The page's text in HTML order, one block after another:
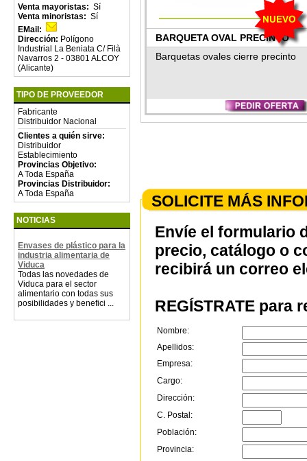
Venta mayoristas: Sí
Venta minoristas: Sí
EMail:
Dirección: Polígono
Industrial La Beniata C/ Filà
Navarros 2 - 03801 ALCOY
(Alicante)
TIPO DE PROVEEDOR
Fabricante
Distribuidor Nacional
Clientes a quién sirve:
Distribuidor
Establecimiento
Provincias Objetivo:
A Toda España
Provincias Distribuidor:
A Toda España
NOTICIAS
Envases de plástico para la
industria alimentaria de
Viduca
Todas las novedades de
Viduca para el sector
alimentario con todas sus
posibilidades y benefici ...
BARQUETA OVAL PRECINTO
Barquetas ovales cierre precinto
SOLICITE MÁS
Envíe el formulario
precio, catálogo o
recibirá un correo
REGÍSTRATE para
Nombre:
Apellidos:
Empresa:
Cargo:
Dirección:
C. Postal:
Población:
Provincia: